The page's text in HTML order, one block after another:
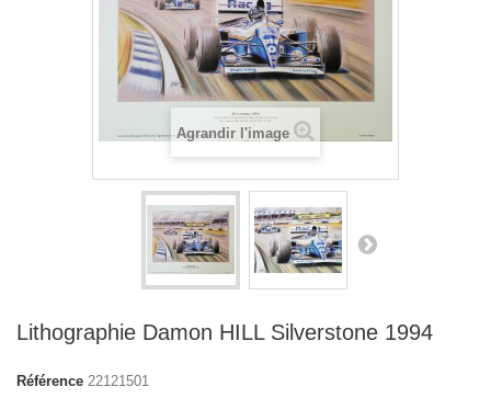
Agrandir l'image
Lithographie Damon HILL Silverstone 1994
Référence 22121501